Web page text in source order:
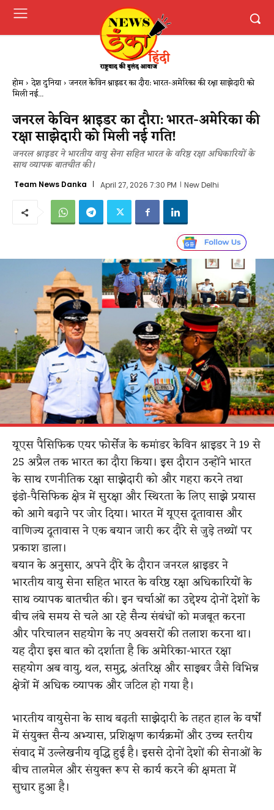
होम देश दुनिया जनरल केविन श्नाइडर का दौरा: भारत-अमेरिका की रक्षा साझेदारी को
मिली नई...
जनरल केविन श्नाइडर का दौरा: भारत-अमेरिका की
रक्षा साझेदारी को मिली नई गति​!
जनरल श्नाइडर ने भारतीय वायु सेना सहित भारत के वरिष्ठ रक्षा अधिकारियों के
साथ व्यापक बातचीत की।
Team News Danka April 27, 2026 7:30 PM New Delhi
यूएस पैसिफिक एयर फोर्सेज के कमांडर केविन श्नाइडर ने 19 से
25 अप्रैल तक भारत का दौरा किया। इस दौरान उन्होंने भारत
के साथ रणनीतिक रक्षा साझेदारी को और गहरा करने तथा
इंडो-पैसिफिक क्षेत्र में सुरक्षा और स्थिरता के लिए साझे प्रयास
को आगे बढ़ाने पर जोर दिया। भारत में यूएस दूतावास और
वाणिज्य दूतावास ने एक बयान जारी कर दौरे से जुड़े तथ्यों पर
प्रकाश डाला।
बयान के अनुसार, अपने दौरे के दौरानजनरल श्नाइडर ने
भारतीय वायु सेना सहित भारत के वरिष्ठ रक्षा अधिकारियों के
साथ व्यापक बातचीत की। इन चर्चाओं का उद्देश्य दोनों देशों के
बीच लंबे समय से चले आ रहे सैन्य संबंधों को मजबूत करना
और परिचालन सहयोग के नए अवसरों की तलाश करना था।
यह दौरा इस बात को दर्शाता है कि अमेरिका-भारत रक्षा
सहयोग अब वायु, थल, समुद्र, अंतरिक्ष और साइबर जैसे विभिन्न
क्षेत्रों में अधिक व्यापक और जटिल हो गया है।
भारतीय वायुसेना के साथ बढ़ती साझेदारी के तहत हाल के वर्षों
में संयुक्त सैन्य अभ्यास, प्रशिक्षण कार्यक्रमों और उच्च स्तरीय
संवाद में उल्लेखनीय वृद्धि हुई है। इससे दोनों देशों की सेनाओं के
बीच तालमेल और संयुक्त रूप से कार्य करने की क्षमता में
सुधार हुआ है।